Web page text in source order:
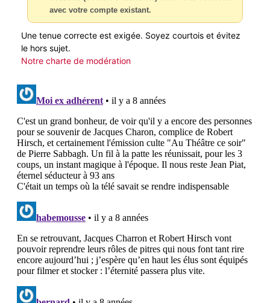
avec votre compte existant.
Une tenue correcte est exigée. Soyez courtois et évitez
le hors sujet.
Notre charte de modération